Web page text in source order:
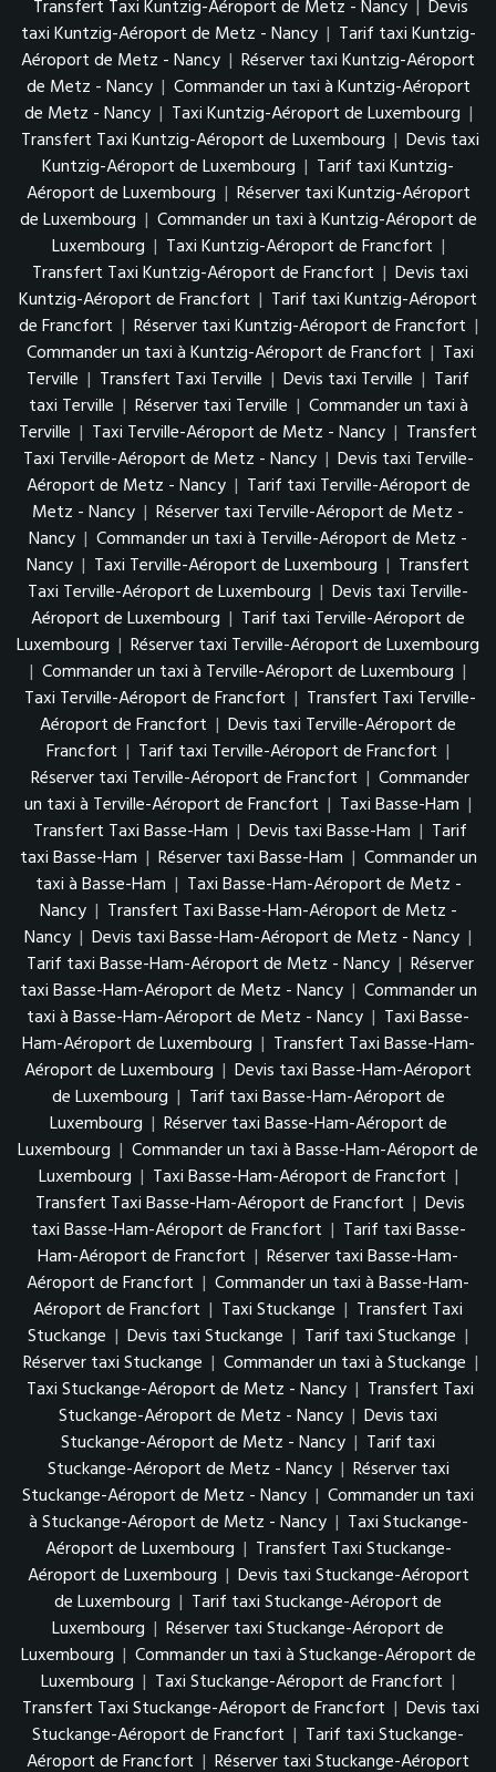
Transfert Taxi Kuntzig-Aéroport de Metz - Nancy | Devis
taxi Kuntzig-Aéroport de Metz - Nancy | Tarif taxi Kuntzig-
Aéroport de Metz - Nancy | Réserver taxi Kuntzig-Aéroport
de Metz - Nancy | Commander un taxi à Kuntzig-Aéroport
de Metz - Nancy | Taxi Kuntzig-Aéroport de Luxembourg |
Transfert Taxi Kuntzig-Aéroport de Luxembourg | Devis taxi
Kuntzig-Aéroport de Luxembourg | Tarif taxi Kuntzig-
Aéroport de Luxembourg | Réserver taxi Kuntzig-Aéroport
de Luxembourg | Commander un taxi à Kuntzig-Aéroport de
Luxembourg | Taxi Kuntzig-Aéroport de Francfort |
Transfert Taxi Kuntzig-Aéroport de Francfort | Devis taxi
Kuntzig-Aéroport de Francfort | Tarif taxi Kuntzig-Aéroport
de Francfort | Réserver taxi Kuntzig-Aéroport de Francfort |
Commander un taxi à Kuntzig-Aéroport de Francfort | Taxi
Terville | Transfert Taxi Terville | Devis taxi Terville | Tarif
taxi Terville | Réserver taxi Terville | Commander un taxi à
Terville | Taxi Terville-Aéroport de Metz - Nancy | Transfert
Taxi Terville-Aéroport de Metz - Nancy | Devis taxi Terville-
Aéroport de Metz - Nancy | Tarif taxi Terville-Aéroport de
Metz - Nancy | Réserver taxi Terville-Aéroport de Metz -
Nancy | Commander un taxi à Terville-Aéroport de Metz -
Nancy | Taxi Terville-Aéroport de Luxembourg | Transfert
Taxi Terville-Aéroport de Luxembourg | Devis taxi Terville-
Aéroport de Luxembourg | Tarif taxi Terville-Aéroport de
Luxembourg | Réserver taxi Terville-Aéroport de Luxembourg
| Commander un taxi à Terville-Aéroport de Luxembourg |
Taxi Terville-Aéroport de Francfort | Transfert Taxi Terville-
Aéroport de Francfort | Devis taxi Terville-Aéroport de
Francfort | Tarif taxi Terville-Aéroport de Francfort |
Réserver taxi Terville-Aéroport de Francfort | Commander
un taxi à Terville-Aéroport de Francfort | Taxi Basse-Ham |
Transfert Taxi Basse-Ham | Devis taxi Basse-Ham | Tarif
taxi Basse-Ham | Réserver taxi Basse-Ham | Commander un
taxi à Basse-Ham | Taxi Basse-Ham-Aéroport de Metz -
Nancy | Transfert Taxi Basse-Ham-Aéroport de Metz -
Nancy | Devis taxi Basse-Ham-Aéroport de Metz - Nancy |
Tarif taxi Basse-Ham-Aéroport de Metz - Nancy | Réserver
taxi Basse-Ham-Aéroport de Metz - Nancy | Commander un
taxi à Basse-Ham-Aéroport de Metz - Nancy | Taxi Basse-
Ham-Aéroport de Luxembourg | Transfert Taxi Basse-Ham-
Aéroport de Luxembourg | Devis taxi Basse-Ham-Aéroport
de Luxembourg | Tarif taxi Basse-Ham-Aéroport de
Luxembourg | Réserver taxi Basse-Ham-Aéroport de
Luxembourg | Commander un taxi à Basse-Ham-Aéroport de
Luxembourg | Taxi Basse-Ham-Aéroport de Francfort |
Transfert Taxi Basse-Ham-Aéroport de Francfort | Devis
taxi Basse-Ham-Aéroport de Francfort | Tarif taxi Basse-
Ham-Aéroport de Francfort | Réserver taxi Basse-Ham-
Aéroport de Francfort | Commander un taxi à Basse-Ham-
Aéroport de Francfort | Taxi Stuckange | Transfert Taxi
Stuckange | Devis taxi Stuckange | Tarif taxi Stuckange |
Réserver taxi Stuckange | Commander un taxi à Stuckange |
Taxi Stuckange-Aéroport de Metz - Nancy | Transfert Taxi
Stuckange-Aéroport de Metz - Nancy | Devis taxi
Stuckange-Aéroport de Metz - Nancy | Tarif taxi
Stuckange-Aéroport de Metz - Nancy | Réserver taxi
Stuckange-Aéroport de Metz - Nancy | Commander un taxi
à Stuckange-Aéroport de Metz - Nancy | Taxi Stuckange-
Aéroport de Luxembourg | Transfert Taxi Stuckange-
Aéroport de Luxembourg | Devis taxi Stuckange-Aéroport
de Luxembourg | Tarif taxi Stuckange-Aéroport de
Luxembourg | Réserver taxi Stuckange-Aéroport de
Luxembourg | Commander un taxi à Stuckange-Aéroport de
Luxembourg | Taxi Stuckange-Aéroport de Francfort |
Transfert Taxi Stuckange-Aéroport de Francfort | Devis taxi
Stuckange-Aéroport de Francfort | Tarif taxi Stuckange-
Aéroport de Francfort | Réserver taxi Stuckange-Aéroport